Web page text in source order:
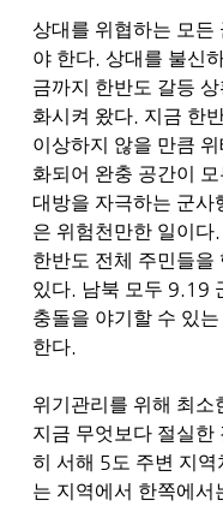
상대를 위협하는 모든
야 한다. 상대를 불신
금까지 한반도 갈등
화시켜 왔다. 지금 한
이상하지 않을 만큼
화되어 완충 공간이
대방을 자극하는 군사
은 위험천만한 일이다.
한반도 전체 주민들을
있다. 남북 모두 9.19
충돌을 야기할 수 있
한다.
위기관리를 위해 최소
지금 무엇보다 절실한
히 서해 5도 주변 지
는 지역에서 한쪽에서